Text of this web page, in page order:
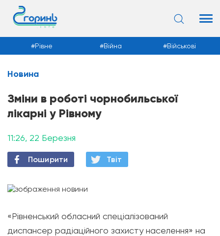
Новини
Рівне Війна Військові
Новина
Зміни в роботі чорнобильської
лікарні у Рівному
11:26, 22 Березня
Поширити Твiт
«Рівненський обласний спеціалізований
диспансер радіаційного захисту населення» на